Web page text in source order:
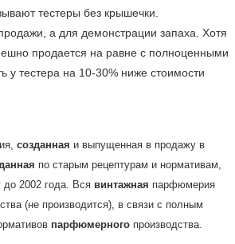
тестеры без крышечки.
а для демонстрации запаха. Хотя
продается на равне с полноценными
у тестера на 10-30% ниже стоимости
созданная и выпущенная в продажу в
по старым рецептурам и нормативам,
2002 года. Вся винтажная парфюмерия
(не производится), в связи с полным
парфюмерного производства.